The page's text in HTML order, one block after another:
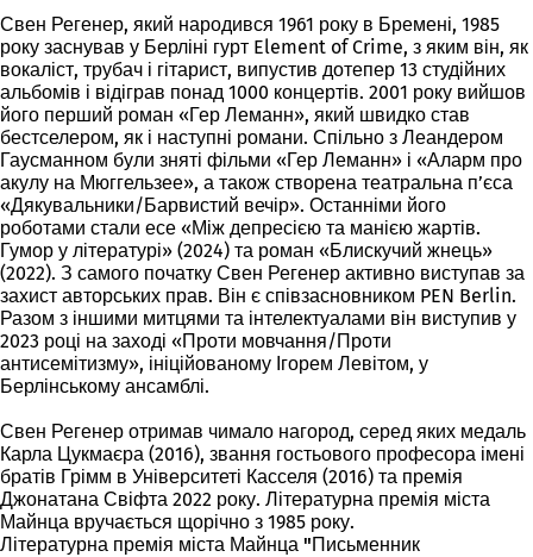
Свен Регенер, який народився 1961 року в Бремені, 1985
року заснував у Берліні гурт Element of Crime, з яким він, як
вокаліст, трубач і гітарист, випустив дотепер 13 студійних
альбомів і відіграв понад 1000 концертів. 2001 року вийшов
його перший роман «Гер Леманн», який швидко став
бестселером, як і наступні романи. Спільно з Леандером
Гаусманном були зняті фільми «Гер Леманн» і «Аларм про
акулу на Мюггельзее», а також створена театральна п’єса
«Дякувальники/Барвистий вечір». Останніми його
роботами стали есе «Між депресією та манією жартів.
Гумор у літературі» (2024) та роман «Блискучий жнець»
(2022). З самого початку Свен Регенер активно виступав за
захист авторських прав. Він є співзасновником PEN Berlin.
Разом з іншими митцями та інтелектуалами він виступив у
2023 році на заході «Проти мовчання/Проти
антисемітизму», ініційованому Ігорем Левітом, у
Берлінському ансамблі.
Свен Регенер отримав чимало нагород, серед яких медаль
Карла Цукмаєра (2016), звання гостьового професора імені
братів Грімм в Університеті Касселя (2016) та премія
Джонатана Свіфта 2022 року. Літературна премія міста
Майнца вручається щорічно з 1985 року.
Літературна премія міста Майнца "Письменник